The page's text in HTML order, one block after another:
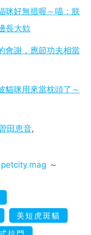
咪好無措喔～喵：朕
長大欸
會謝，應節功夫相當
貓咪用來當枕頭了～
田恵音,
petcity.mag ～
美短虎斑貓